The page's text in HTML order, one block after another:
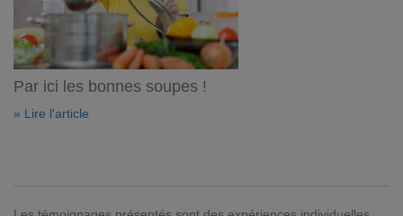
Par ici les bonnes soupes !
» Lire l'article